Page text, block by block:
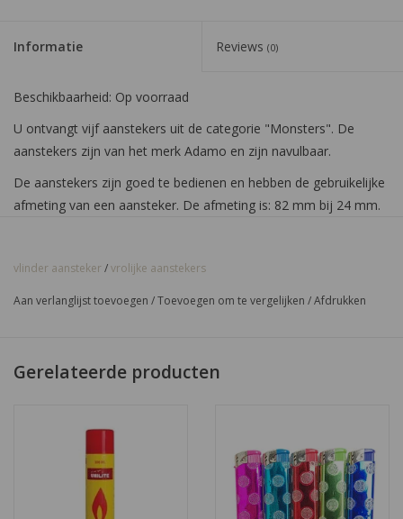
Informatie Reviews (0)
Beschikbaarheid: Op voorraad
U ontvangt vijf aanstekers uit de categorie "Monsters". De
aanstekers zijn van het merk Adamo en zijn navulbaar.
De aanstekers zijn goed te bedienen en hebben de gebruikelijke
afmeting van een aansteker. De afmeting is: 82 mm bij 24 mm.
vlinder aansteker /vrolijke aanstekers
Aan verlanglijst toevoegen /Toevoegen om te vergelijken /Afdrukken
Gerelateerde producten